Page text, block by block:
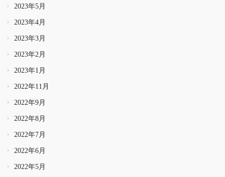
2023年5月
2023年4月
2023年3月
2023年2月
2023年1月
2022年11月
2022年9月
2022年8月
2022年7月
2022年6月
2022年5月